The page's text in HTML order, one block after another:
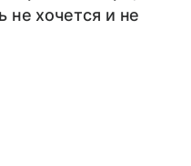
не хочется и не